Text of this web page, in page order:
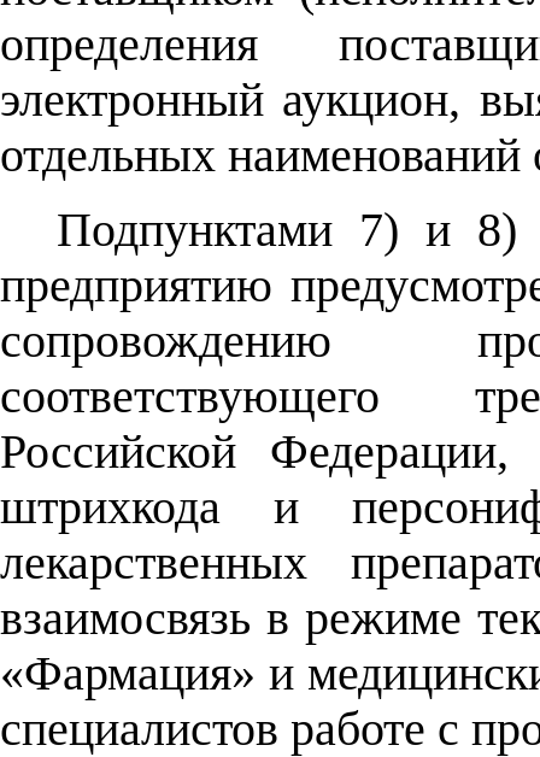
определения
электронный аукцион,
отдельных наименований
Подпунктами 7) и
предприятию
сопровождению
соответствующего
Российской Федерации,
штрихкода и
лекарственных
взаимосвязь в режиме
«Фармация» и
специалистов работе с